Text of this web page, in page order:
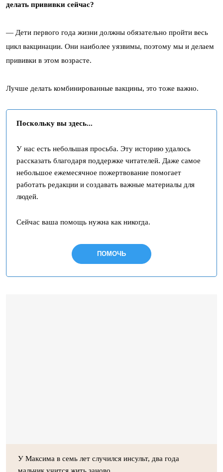
делать прививки сейчас?
— Дети первого года жизни должны обязательно пройти весь
цикл вакцинации. Они наиболее уязвимы, поэтому мы и делаем
прививки в этом возрасте.
Лучше делать комбинированные вакцины, это тоже важно.
Поскольку вы здесь...
У нас есть небольшая просьба. Эту историю удалось
рассказать благодаря поддержке читателей. Даже самое
небольшое ежемесячное пожертвование помогает
работать редакции и создавать важные материалы для
людей.
Сейчас ваша помощь нужна как никогда.
ПОМОЧЬ
У Максима в семь лет случился инсульт, два года